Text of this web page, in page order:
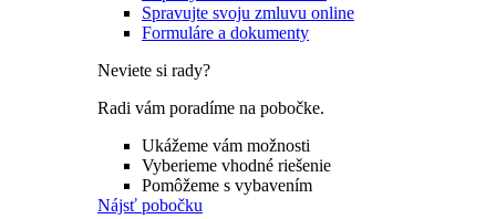
Spravujte svoju zmluvu online
Formuláre a dokumenty
Neviete si rady?
Radi vám poradíme na pobočke.
Ukážeme vám možnosti
Vyberieme vhodné riešenie
Pomôžeme s vybavením
Nájsť pobočku